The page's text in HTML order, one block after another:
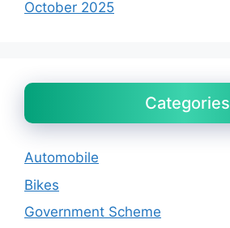
October 2025
Categories
Automobile
Bikes
Government Scheme